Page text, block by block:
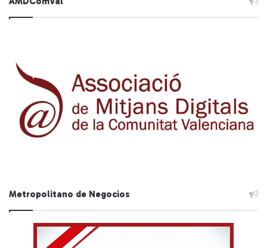
Metropolitano de Negocios